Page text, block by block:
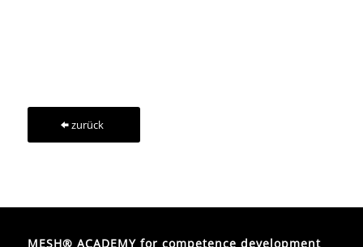
zurück
MESH® ACADEMY for competence development